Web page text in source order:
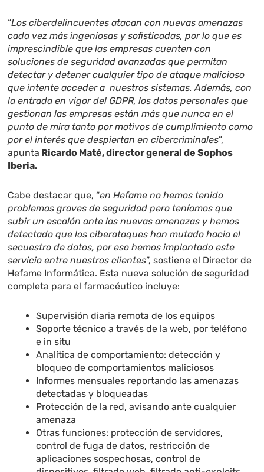
“Los ciberdelincuentes atacan con nuevas amenazas
cada vez más ingeniosas y sofisticadas, por lo que es
imprescindible que las empresas cuenten con
soluciones de seguridad avanzadas que permitan
detectar y detener cualquier tipo de ataque malicioso
que intente acceder a nuestros sistemas. Además, con
la entrada en vigor del GDPR, los datos personales que
gestionan las empresas están más que nunca en el
punto de mira tanto por motivos de cumplimiento como
por el interés que despiertan en cibercriminales”,
apunta Ricardo Maté, director general de Sophos
Iberia.
Cabe destacar que, “en Hefame no hemos tenido
problemas graves de seguridad pero teníamos que
subir un escalón ante las nuevas amenazas y hemos
detectado que los ciberataques han mutado hacia el
secuestro de datos, por eso hemos implantado este
servicio entre nuestros clientes”, sostiene el Director de
Hefame Informática. Esta nueva solución de seguridad
completa para el farmacéutico incluye:
Supervisión diaria remota de los equipos
Soporte técnico a través de la web, por teléfono
e in situ
Analítica de comportamiento: detección y
bloqueo de comportamientos maliciosos
Informes mensuales reportando las amenazas
detectadas y bloqueadas
Protección de la red, avisando ante cualquier
amenaza
Otras funciones: protección de servidores,
control de fuga de datos, restricción de
aplicaciones sospechosas, control de